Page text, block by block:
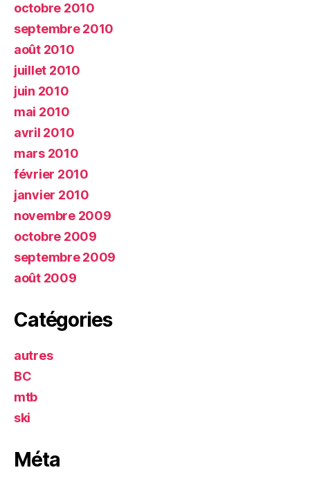
octobre 2010
septembre 2010
août 2010
juillet 2010
juin 2010
mai 2010
avril 2010
mars 2010
février 2010
janvier 2010
novembre 2009
octobre 2009
septembre 2009
août 2009
Catégories
autres
BC
mtb
ski
Méta